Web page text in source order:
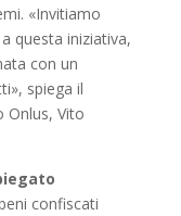
«Invitiamo
questa iniziativa,
con un
spiega il
Onlus, Vito
confiscati